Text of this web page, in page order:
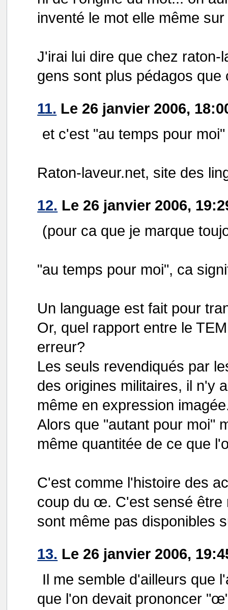
inventé le mot elle même
J'irai lui dire que chez
gens sont plus pédagos que
11. Le 26 janvier 2006,
et c'est "au temps pour
Raton-laveur.net, site des
12. Le 26 janvier 2006,
(pour ca que je marque
"au temps pour moi", ca
Un language est fait pour
Or, quel rapport entre le
erreur?
Les seuls revendiqués par
des origines militaires, il n'y
même en expression
Alors que "autant pour moi"
même quantitée de ce que
C'est comme l'histoire des
coup du œ. C'est sensé être
sont même pas disponibles
13. Le 26 janvier 2006,
Il me semble d'ailleurs que
que l'on devait prononcer